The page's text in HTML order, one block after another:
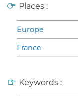
Places :
Europe
France
Keywords :